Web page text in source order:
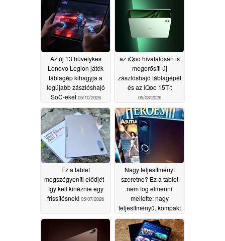
Az új 13 hüvelykes
Lenovo Legion játék
táblagép kihagyja a
legújabb zászlóshajó
SoC-eket 05/10/2026
az iQoo hivatalosan is
megerősíti új
zászlóshajó táblagépét
és az iQoo 15T-t
05/08/2026
Ez a tablet
megszégyeníti elődjét -
így kell kinéznie egy
frissítésnek! 05/07/2026
Nagy teljesítményt
szeretne? Ez a tablet
nem fog elmenni
mellette: nagy
teljesítményű, kompakt
és a memóriaválság
ellenére rengeteg
RAM-mal rendelkezik